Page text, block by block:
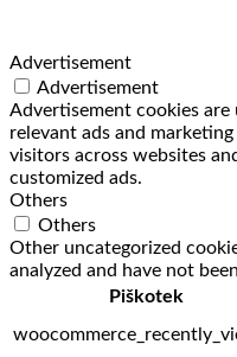
Advertisement
Advertisement
Advertisement cookies
relevant ads and
visitors across websites
customized ads.
Others
Others
Other uncategorized
analyzed and have not
Piškotek